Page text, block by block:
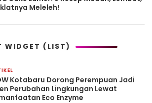
Meleleh!
WIDGET (LIST)
Kotabaru Dorong Perempuan Jadi
Perubahan Lingkungan Lewat
Eco Enzyme